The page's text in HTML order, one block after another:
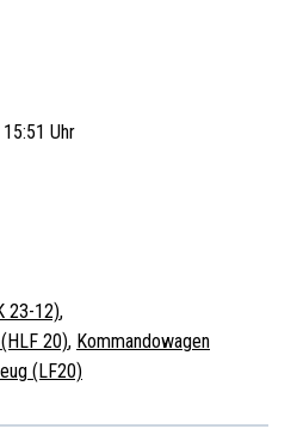
Uhr
23-12),
20), Kommandowagen
(LF20)